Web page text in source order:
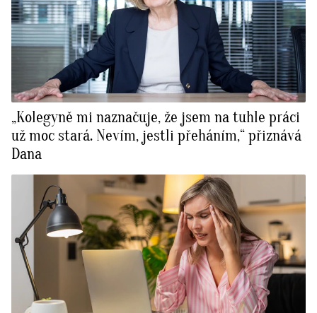
„Kolegyně mi naznačuje, že jsem na tuhle práci
už moc stará. Nevím, jestli přeháním,“ přiznává
Dana